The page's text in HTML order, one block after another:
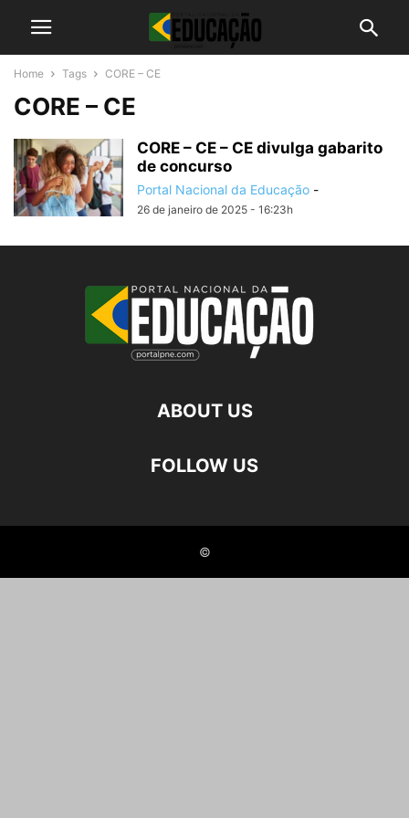
Home Tags CORE – CE
CORE – CE
CORE – CE – CE divulga gabarito
de concurso
Portal Nacional da Educação -
26 de janeiro de 2025 - 16:23h
ABOUT US
FOLLOW US
©